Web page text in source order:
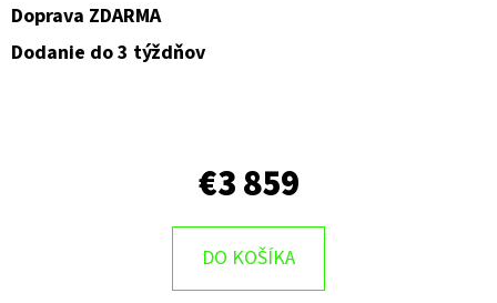
Doprava ZDARMA
Dodanie do 3 týždňov
€3 859
DO KOŠÍKA